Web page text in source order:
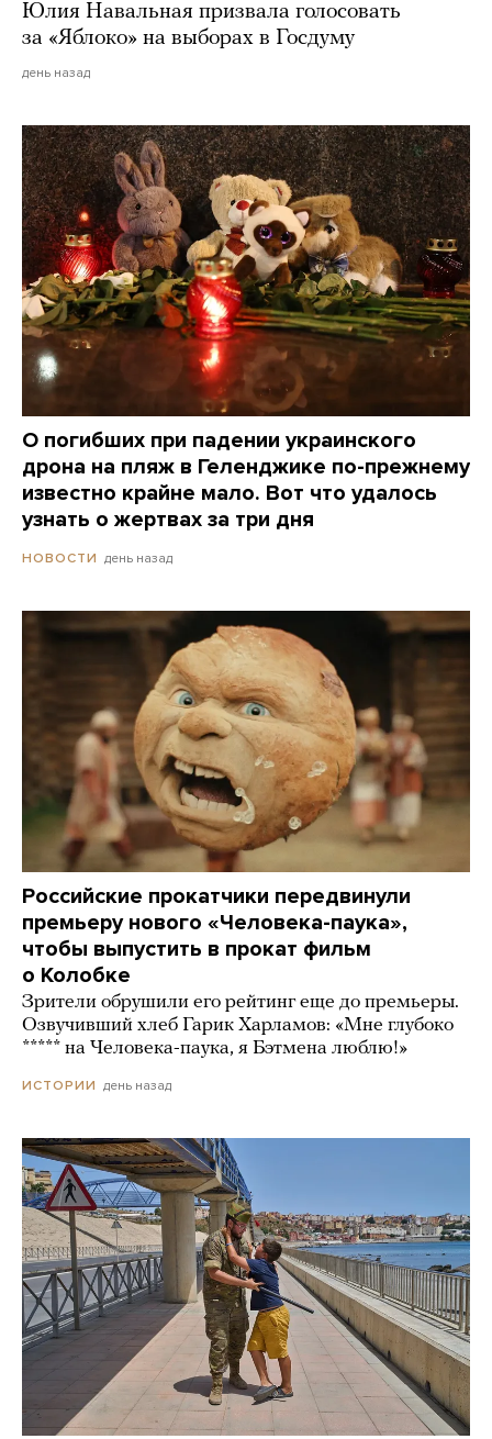
Юлия Навальная призвала голосовать
за «Яблоко» на выборах в Госдуму
день назад
О погибших при падении украинского
дрона на пляж в Геленджике по-прежнему
известно крайне мало. Вот что удалось
узнать о жертвах за три дня
НОВОСТИ день назад
Российские прокатчики передвинули
премьеру нового «Человека-паука»,
чтобы выпустить в прокат фильм
о Колобке
Зрители обрушили его рейтинг еще до премьеры.
Озвучивший хлеб Гарик Харламов: «Мне глубоко
***** на Человека-паука, я Бэтмена люблю!»
ИСТОРИИ день назад